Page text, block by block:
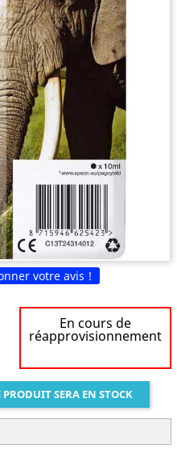
votre avis !
En cours de
réapprovisionnement
SERA EN STOCK